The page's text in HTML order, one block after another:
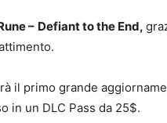
– Defiant to the End,
il primo grande
in un DLC Pass da 25$.